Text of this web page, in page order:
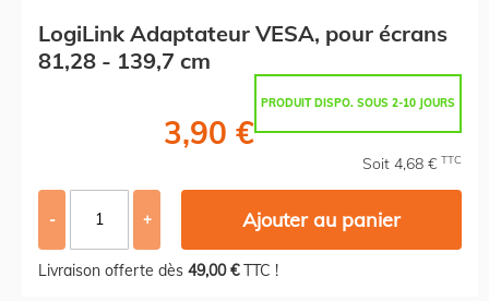
LogiLink Adaptateur VESA, pour écrans
81,28 - 139,7 cm
PRODUIT DISPO. SOUS 2-10 JOURS
3,90 €
Soit 4,68 € TTC
- + Ajouter au panier
Livraison offerte dès 49,00 €TTC !